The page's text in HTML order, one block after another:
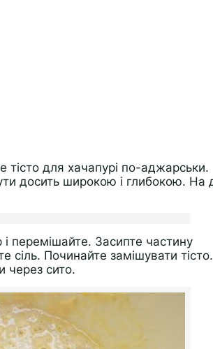
тісто для хачапурі по-аджарськи.
досить широкою і глибокою. На
перемішайте. Засипте частину
сіль. Починайте замішувати тісто.
через сито.